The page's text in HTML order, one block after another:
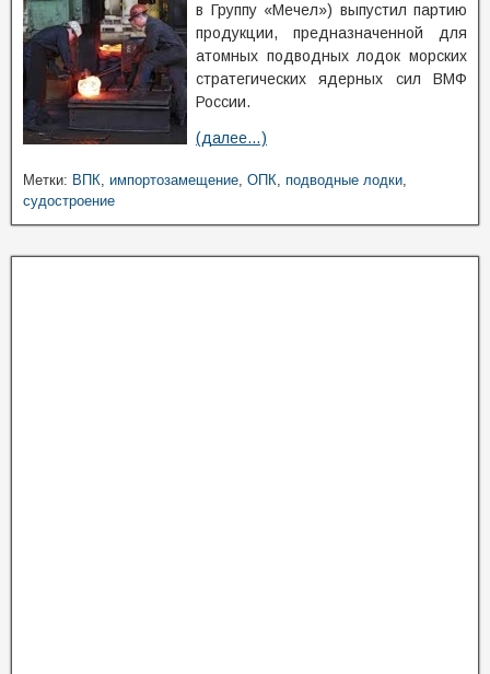
в Группу «Мечел») выпустил партию
продукции, предназначенной для
атомных подводных лодок морских
стратегических ядерных сил ВМФ
России.
(далее…)
Метки: ВПК, импортозамещение, ОПК, подводные лодки,
судостроение